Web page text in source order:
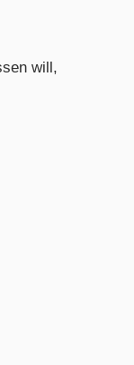
will,